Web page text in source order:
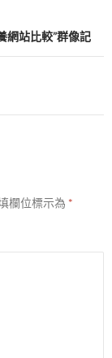
網站比較”群像記
欄位標示為 *